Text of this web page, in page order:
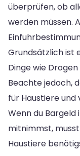
überprüfen, ob
werden müssen.
Grundsätzlich ist
Dinge wie
Beachte jedoch,
für Haustiere
Wenn du Bargeld
mitnimmst,
Haustiere